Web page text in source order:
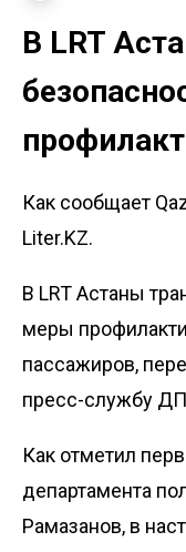
В LRT
Как сообщает
Liter.KZ.
В LRT Астаны
меры
пассажиров,
пресс-службу ДП
Как отметил
департамента
Рамазанов, в